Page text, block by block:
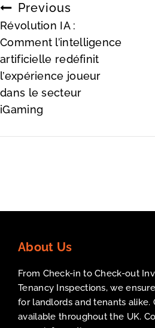
Previous
Révolution IA :
Comment l’intelligence
artificielle redéfinit
l’expérience joueur
dans le secteur
iGaming
About Us
From Check-in to Check-out
Tenancy Inspections, we
for landlords and tenants alike.
available throughout the UK.